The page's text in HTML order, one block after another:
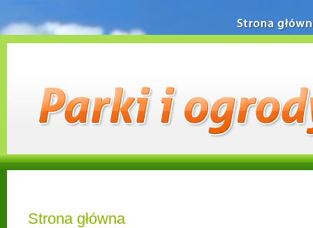
Strona główna
Strona główna